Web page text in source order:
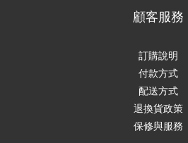
顧客服務
訂購說明
付款方式
配送方式
退換貨政策
保修與服務